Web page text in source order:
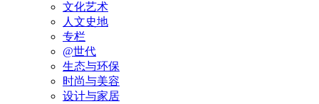
文化艺术
人文史地
专栏
@世代
生态与环保
时尚与美容
设计与家居